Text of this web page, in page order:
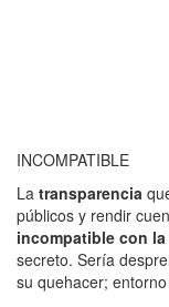
INCOMPATIBLE
La transparencia
públicos y rendir
incompatible con
secreto. Sería
su quehacer;